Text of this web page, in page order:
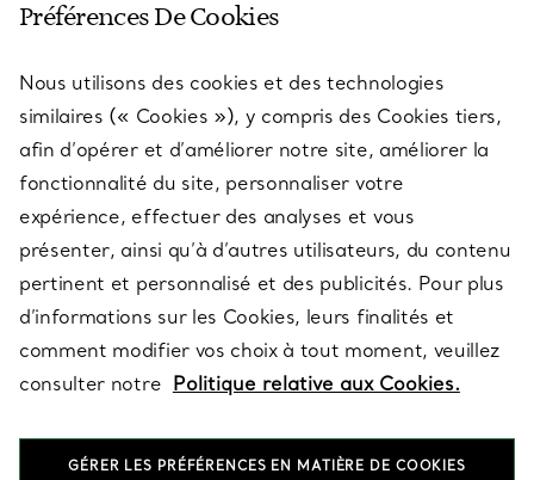
SERVICES
À PROPOS
QUESTIONS LÉGALES
SUIVEZ-NOUS
Préférences De Cookies
Nous utilisons des cookies et des technologies
similaires (« Cookies »), y compris des Cookies tiers,
afin d’opérer et d’améliorer notre site, améliorer la
fonctionnalité du site, personnaliser votre
expérience, effectuer des analyses et vous
présenter, ainsi qu’à d’autres utilisateurs, du contenu
pertinent et personnalisé et des publicités. Pour plus
d’informations sur les Cookies, leurs finalités et
comment modifier vos choix à tout moment, veuillez
consulter notre Politique relative aux Cookies.
GÉRER LES PRÉFÉRENCES EN MATIÈRE DE COOKIES